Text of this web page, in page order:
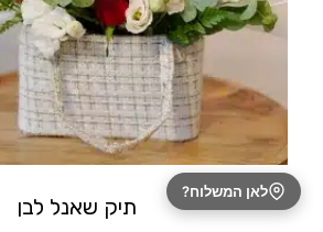
תיק שאנל לבן
לאן המשלוח?